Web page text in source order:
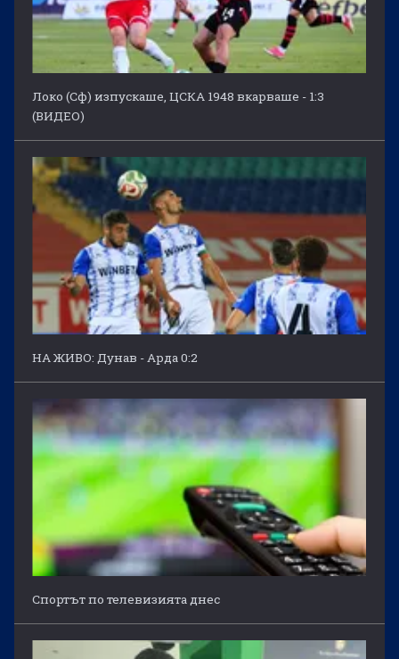
Локо (Сф) изпускаше, ЦСКА 1948 вкарваше - 1:3
(ВИДЕО)
НА ЖИВО: Дунав - Арда 0:2
Спортът по телевизията днес